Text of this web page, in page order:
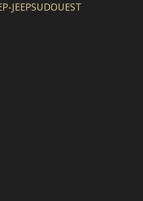
JEEPSUDOUEST